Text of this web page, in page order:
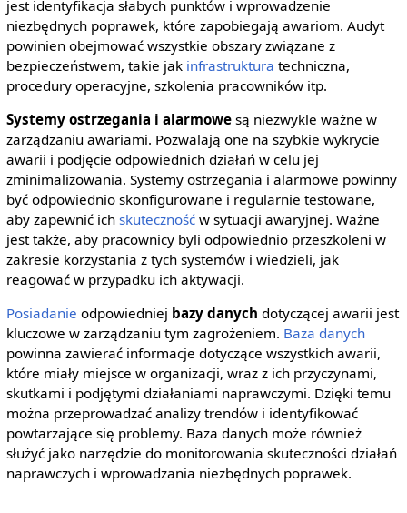
jest identyfikacja słabych punktów i wprowadzenie
niezbędnych poprawek, które zapobiegają awariom. Audyt
powinien obejmować wszystkie obszary związane z
bezpieczeństwem, takie jak infrastruktura techniczna,
procedury operacyjne, szkolenia pracowników itp.
Systemy ostrzegania i alarmowesą niezwykle ważne w
zarządzaniu awariami. Pozwalają one na szybkie wykrycie
awarii i podjęcie odpowiednich działań w celu jej
zminimalizowania. Systemy ostrzegania i alarmowe powinny
być odpowiednio skonfigurowane i regularnie testowane,
aby zapewnić ich skutecznośćw sytuacji awaryjnej. Ważne
jest także, aby pracownicy byli odpowiednio przeszkoleni w
zakresie korzystania z tych systemów i wiedzieli, jak
reagować w przypadku ich aktywacji.
Posiadanie odpowiedniej bazy danych dotyczącej awarii jest
kluczowe w zarządzaniu tym zagrożeniem. Baza danych
powinna zawierać informacje dotyczące wszystkich awarii,
które miały miejsce w organizacji, wraz z ich przyczynami,
skutkami i podjętymi działaniami naprawczymi. Dzięki temu
można przeprowadzać analizy trendów i identyfikować
powtarzające się problemy. Baza danych może również
służyć jako narzędzie do monitorowania skuteczności działań
naprawczych i wprowadzania niezbędnych poprawek.